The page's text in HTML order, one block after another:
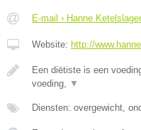
E-mail › Hanne
Website: http://
Een diëtiste is een
voeding, ▼
Diensten: overgewicht,